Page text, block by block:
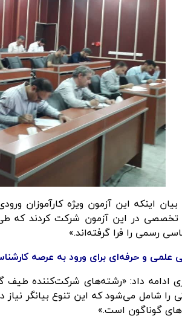
در این آزمون شرکت کردند که
رسمی را فرا گرفته‌اند.»
علمی و حرفه‌ای برای ورود به عرصه
ادامه داد: «رشته‌های شرکت‌کننده طیف
را شامل می‌شود که این تنوع بیانگر
گوناگون است.»